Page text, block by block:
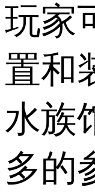
玩家
置和
水族
多的